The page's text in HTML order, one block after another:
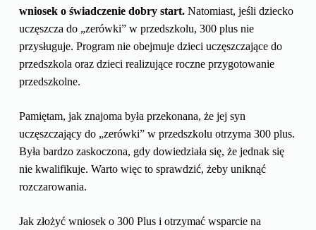
wniosek o świadczenie dobry start.Natomiast, jeśli dziecko
uczęszcza do „zerówki” w przedszkolu, 300 plus nie
przysługuje. Program nie obejmuje dzieci uczęszczające do
przedszkola oraz dzieci realizujące roczne przygotowanie
przedszkolne.
Pamiętam, jak znajoma była przekonana, że jej syn
uczęszczający do „zerówki” w przedszkolu otrzyma 300 plus.
Była bardzo zaskoczona, gdy dowiedziała się, że jednak się
nie kwalifikuje. Warto więc to sprawdzić, żeby uniknąć
rozczarowania.
Jak złożyć wniosek o 300 Plus i otrzymać wsparcie na